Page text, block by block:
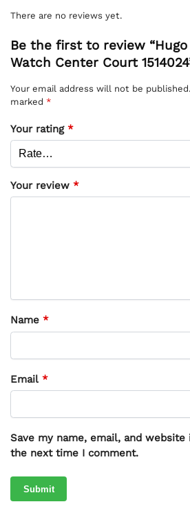
There are no reviews yet.
Be the first to review “Hugo
Watch Center Court
Your email address will not be published.
marked *
Your rating *
Your review *
Name *
Email *
Save my name, email, and
the next time I comment.